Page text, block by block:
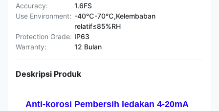
Accuracy:
1.6FS
Use Environment: -40℃-70℃,Kelembaban
relatif≤85%RH
Protection Grade: IP63
Warranty:
12 Bulan
Deskripsi Produk
Anti-korosi Pembersih ledakan 4-20mA